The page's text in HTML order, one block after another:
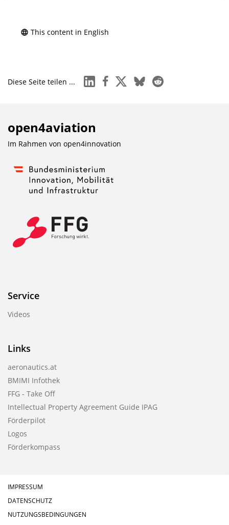
This content in English
Diese Seite teilen ... linkedinfacebook
x blueskyreddit
open4aviation
Im Rahmen von open4innovation
Service
Videos
Links
aeronautics.at
BMIMI Infothek
FFG - Take Off
Intellectual Property Agreement Guide IPAG
Förderpilot
Logos
Förderkompass
IMPRESSUM
DATENSCHUTZ
NUTZUNGSBEDINGUNGEN